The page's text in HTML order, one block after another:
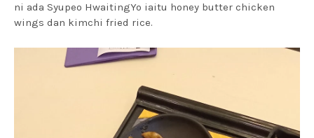
ni ada Syupeo HwaitingYo iaitu honey butter chicken
wings dan kimchi fried rice.